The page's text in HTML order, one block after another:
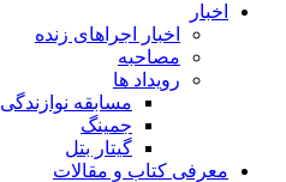
اخبار
اخبار اجراهای زنده
مصاحبه
رویداد ها
مسابقه نوازندگی
جمینگ
گیتار بتل
معرفی کتاب و مقالات